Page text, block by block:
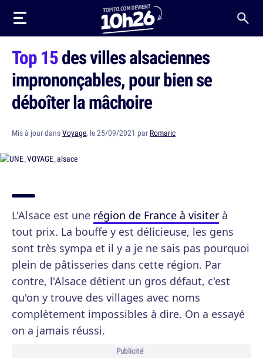
Top 15des villes alsaciennes
imprononçables, pour bien se
déboîter la mâchoire
Mis à jour dansVoyage, le 25/09/2021 par Romaric
L'Alsace est une région de France à visiter à
tout prix. La bouffe y est délicieuse, les gens
sont très sympa et il y a je ne sais pas pourquoi
plein de pâtisseries dans cette région. Par
contre, l'Alsace détient un gros défaut, c'est
qu'on y trouve des villages avec noms
complètement impossibles à dire. On a essayé
on a jamais réussi.
Publicité